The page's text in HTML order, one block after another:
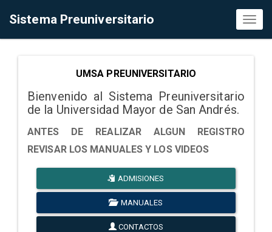
Sistema Preuniversitario
UMSA PREUNIVERSITARIO
Bienvenido al Sistema Preuniversitario
de la Universidad Mayor de San Andrés.
ANTES DE REALIZAR ALGUN REGISTRO
REVISAR LOS MANUALES Y LOS VIDEOS
ADMISIONES
MANUALES
CONTACTOS